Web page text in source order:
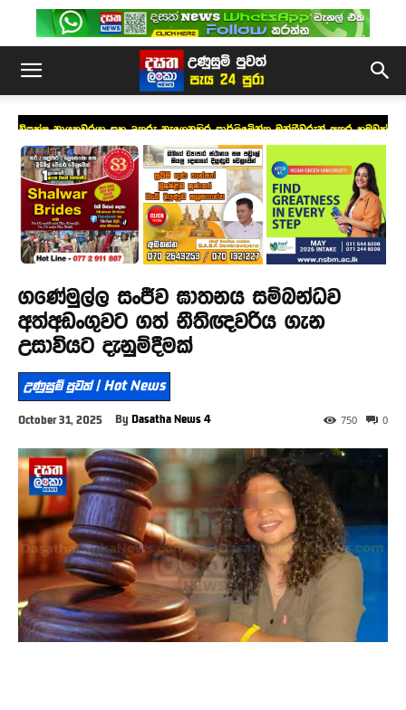
විපක්ෂ නායකවරයා සහ උතුරු නැගෙනහිර පාර්ලිමේන්තු මන්ත්‍රීවරුන් අතර හමුවක්
ගණේමුල්ල සංජීව ඝාතනය සම්බන්ධව
අත්අඩංගුවට ගත් නීතිඥවරිය ගැන
උසාවියට දැනුම්දීමක්
උණුසුම් පුවත් | Hot News
October 31, 2025 By Dasatha News 4 0
750